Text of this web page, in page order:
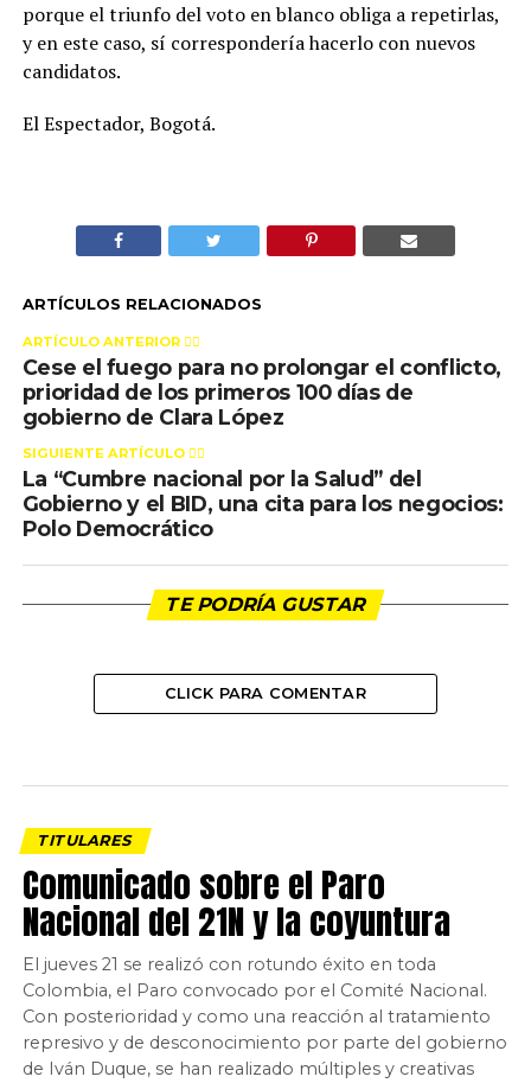
porque el triunfo del voto en blanco obliga a repetirlas,
y en este caso, sí correspondería hacerlo con nuevos
candidatos.
El Espectador, Bogotá.
ARTÍCULOS RELACIONADOS
ARTÍCULO ANTERIOR 👉🏻
Cese el fuego para no prolongar el conflicto,
prioridad de los primeros 100 días de
gobierno de Clara López
SIGUIENTE ARTÍCULO 👈🏻
La “Cumbre nacional por la Salud” del
Gobierno y el BID, una cita para los negocios:
Polo Democrático
TE PODRÍA GUSTAR
CLICK PARA COMENTAR
TITULARES
Comunicado sobre el Paro
Nacional del 21N y la coyuntura
El jueves 21 se realizó con rotundo éxito en toda
Colombia, el Paro convocado por el Comité Nacional.
Con posterioridad y como una reacción al tratamiento
represivo y de desconocimiento por parte del gobierno
de Iván Duque, se han realizado múltiples y creativas